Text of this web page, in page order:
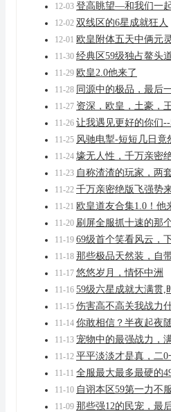
12-03 登高眺望—和我们一
12-02 双线区的6星成就狂人
12-01 欧皇附体五天中俩元
11-30 经典区59级独占鳌头
11-29 欧皇2.0他来了
11-28 同源中的极品，最后
11-27 资深，欧皇，土豪，
11-26 让我遇见更好的你们
11-25 风驰电掣-短短几日竟
11-24 壕无人性，千万亲密
11-23 自称渣渣的玩家，两
11-22 千万亲密绝版飞强势
11-21 欧皇道友合集1.0！他
11-20 刷屏全服抓十速的那
11-19 69级首个笑看风云，
11-18 那些极品天然装，自
11-17 悠悠岁月，情怀中洲
11-16 59级六星成就大满贯,
11-15 伤害高不高关我战力
11-14 你敢相信？半夜起夜
11-13 宠物中的最强战力，
11-12 平平淡淡才是真，二
11-11 全服最大最多最硬的
11-10 自诩本区59第一力不
11-09 那些强12的民宠，最